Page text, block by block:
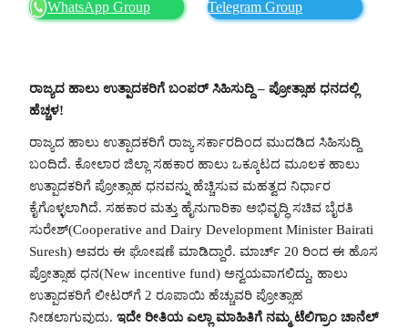
WhatsApp Group Telegram Group
ರಾಜ್ಯದ ಹಾಲು ಉತ್ಪಾದಕರಿಗೆ ಬಂಪರ್ ಸಿಹಿಸುದ್ದಿ – ಪ್ರೋತ್ಸಾಹ ಧನದಲ್ಲಿ
ಹೆಚ್ಚಳ!
ರಾಜ್ಯದ ಹಾಲು ಉತ್ಪಾದಕರಿಗೆ ರಾಜ್ಯ ಸರ್ಕಾರದಿಂದ ಮುದಡಿದ ಸಿಹಿಸುದ್ದಿ
ಬಂದಿದೆ. ಕೋಲಾರ ಜಿಲ್ಲಾ ಸಹಕಾರ ಹಾಲು ಒಕ್ಕೂಟದ ಮೂಲಕ ಹಾಲು
ಉತ್ಪಾದಕರಿಗೆ ಪ್ರೋತ್ಸಾಹ ಧನವನ್ನು ಹೆಚ್ಚಿಸುವ ಮಹತ್ವದ ನಿರ್ಧಾರ
ಕೈಗೊಳ್ಳಲಾಗಿದೆ. ಸಹಕಾರ ಮತ್ತು ಹೈನುಗಾರಿಕಾ ಅಭಿವೃದ್ಧಿ ಸಚಿವ ಬೈರತಿ
ಸುರೇಶ್(Cooperative and Dairy Development Minister Bairati
Suresh) ಅವರು ಈ ಘೋಷಣೆ ಮಾಡಿದ್ದಾರೆ. ಮಾರ್ಚ್ 20 ರಿಂದ ಈ ಹೊಸ
ಪ್ರೋತ್ಸಾಹ ಧನ(New incentive fund) ಅನ್ವಯವಾಗಲಿದ್ದು, ಹಾಲು
ಉತ್ಪಾದಕರಿಗೆ ಲೀಟರ್‌ಗೆ 2 ರೂಪಾಯಿ ಹೆಚ್ಚುವರಿ ಪ್ರೋತ್ಸಾಹ
ನೀಡಲಾಗುವುದು. ಇದೇ ರೀತಿಯ ಎಲ್ಲಾ ಮಾಹಿತಿಗೆ ನಮ್ಮ ಟೆಲಿಗ್ರಾಂ ಚಾನೆಲ್